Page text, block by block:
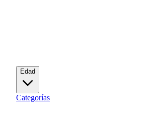
Edad
Categorías